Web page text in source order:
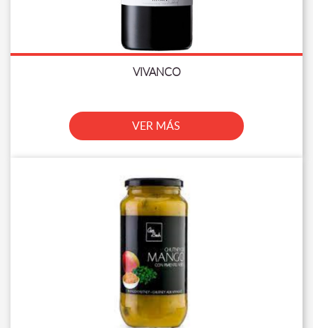
VIVANCO
VER MÁS